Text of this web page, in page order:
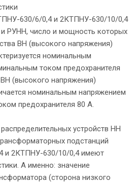
630/6/0,4 и 2КТПНУ-630/10/0,4
РУНН, число и мощность которых
ВН (высокого напряжения)
номинальным
током предохранителя
(высокого напряжения)
номинальным напряжением
предохранителя 80 А.
устройств НН
подстанций
и 2КТПНУ-630/10/0,4 имеют
А именно: значение
(сторона низкого